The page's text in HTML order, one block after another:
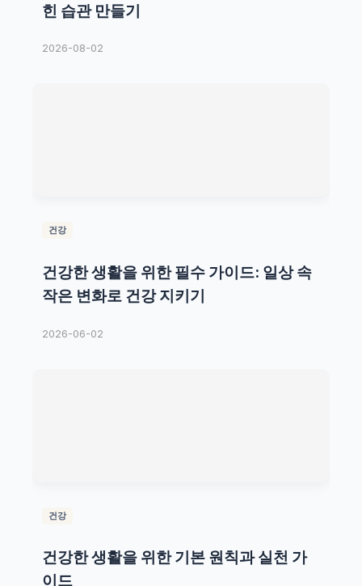
힌 습관 만들기
2026-08-02
건강
건강한 생활을 위한 필수 가이드: 일상 속
작은 변화로 건강 지키기
2026-06-02
건강
건강한 생활을 위한 기본 원칙과 실천 가
이드